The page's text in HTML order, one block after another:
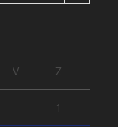
V Z
1